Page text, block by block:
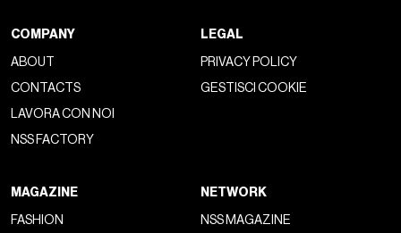
COMPANY
ABOUT
CONTACTS
LAVORA CON NOI
NSS FACTORY
LEGAL
PRIVACY POLICY
GESTISCI COOKIE
MAGAZINE
FASHION
NETWORK
NSS MAGAZINE